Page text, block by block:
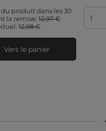
produit dans les 30
la remise:12,97 €
12,98 €
Vers le panier